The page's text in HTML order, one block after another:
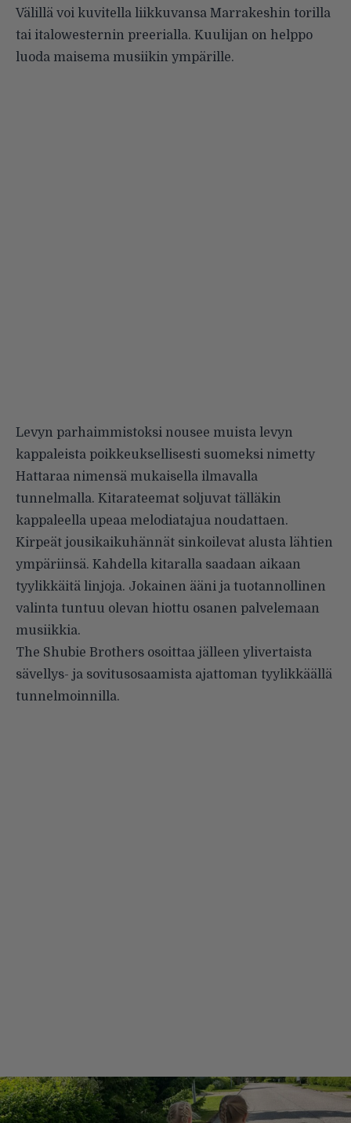
Välillä voi kuvitella liikkuvansa Marrakeshin torilla
tai italowesternin preerialla. Kuulijan on helppo
luoda maisema musiikin ympärille.
Levyn parhaimmistoksi nousee muista levyn
kappaleista poikkeuksellisesti suomeksi nimetty
Hattaraa nimensä mukaisella ilmavalla
tunnelmalla. Kitarateemat soljuvat tälläkin
kappaleella upeaa melodiatajua noudattaen.
Kirpeät jousikaikuhännät sinkoilevat alusta lähtien
ympäriinsä. Kahdella kitaralla saadaan aikaan
tyylikkäitä linjoja. Jokainen ääni ja tuotannollinen
valinta tuntuu olevan hiottu osanen palvelemaan
musiikkia.
The Shubie Brothers osoittaa jälleen ylivertaista
sävellys- ja sovitusosaamista ajattoman tyylikkäällä
tunnelmoinnilla.